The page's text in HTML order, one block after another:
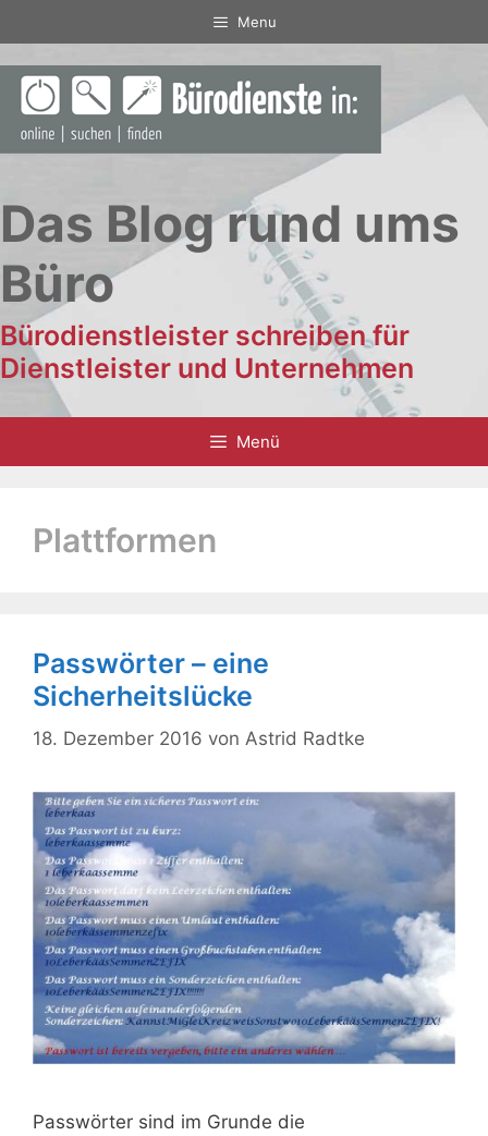
Inhalt
springen
Menu
Das Blog rund ums
Büro
Bürodienstleister schreiben für
Dienstleister und Unternehmen
Menü
Plattformen
Passwörter – eine
Sicherheitslücke
18. Dezember 2016 von Astrid Radtke
Passwörter sind im Grunde die